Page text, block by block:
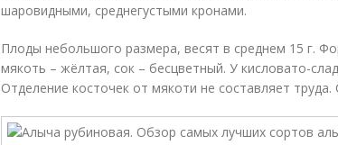
шаровидными, среднегустыми кронами.
Плоды небольшого размера, весят в среднем 15 г.
мякоть – жёлтая, сок – бесцветный. У кисловато-
Отделение косточек от мякоти не составляет